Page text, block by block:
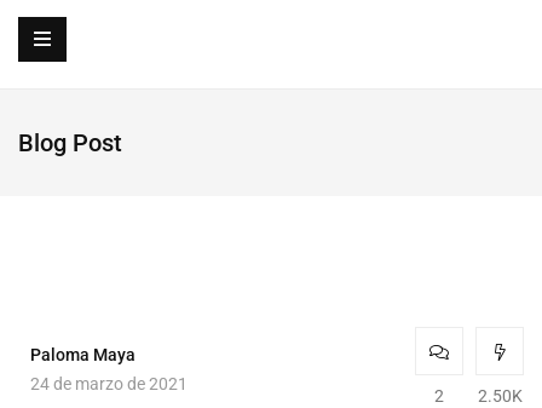
Blog Post
Paloma Maya
24 de marzo de 2021
2 2.50K